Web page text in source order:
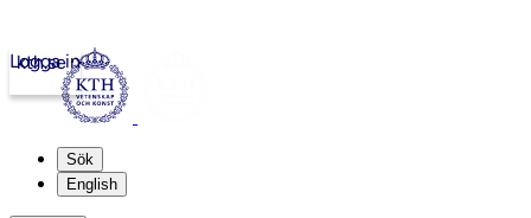
kth.se
Logga in
Sök
English